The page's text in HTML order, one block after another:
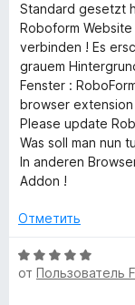
з
5
а
4
и
з
5
Standard gesetzt
Roboform
verbinden ! Es
grauem
Fenster :
browser
Please update
Was soll man nun
In anderen
Addon !
Отметить
О
ц
от Пользователь